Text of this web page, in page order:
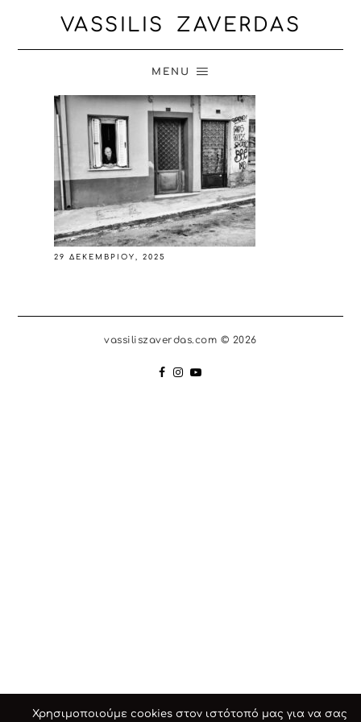
VASSILIS ZAVERDAS
MENU
29 ΔΕΚΕΜΒΡΊΟΥ, 2025
vassiliszaverdas.com © 2026
Χρησιμοποιούμε cookies στον ιστότοπό μας για να σας